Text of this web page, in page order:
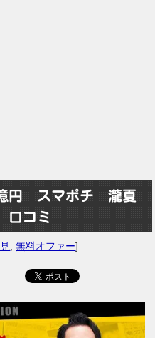
億円 スマポチ 瀧夏
コミ
,無料オファー]